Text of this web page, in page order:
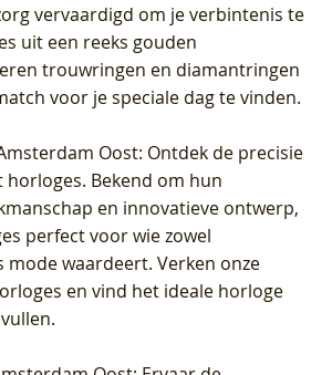
vervaardigd om je verbintenis te
uit een reeks gouden
trouwringen en diamantringen
voor je speciale dag te vinden.
Oost: Ontdek de precisie
horloges. Bekend om hun
en innovatieve ontwerp,
perfect voor wie zowel
waardeert. Verken onze
en vind het ideale horloge